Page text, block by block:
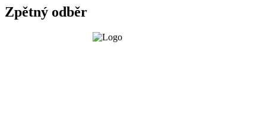
Zpětný odběr